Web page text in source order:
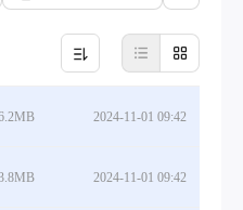
2024-11-01 09:42
2024-11-01 09:42